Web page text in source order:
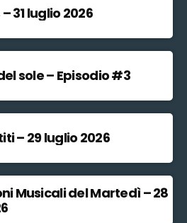
31 luglio 2026
sole – Episodio #3
– 29 luglio 2026
Musicali del Martedì – 28